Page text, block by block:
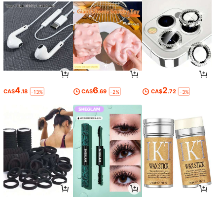
CA$4.18 -13% CA$6.69 -2% CA$2.72 -3%